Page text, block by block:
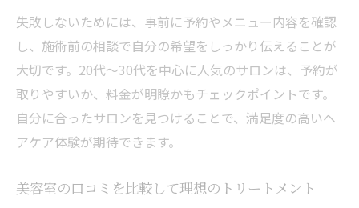
失敗しないためには、事前に予約やメニュー内容を確認
し、施術前の相談で自分の希望をしっかり伝えることが
大切です。20代～30代を中心に人気のサロンは、予約が
取りやすいか、料金が明瞭かもチェックポイントです。
自分に合ったサロンを見つけることで、満足度の高いヘ
アケア体験が期待できます。
美容室の口コミを比較して理想のトリートメント